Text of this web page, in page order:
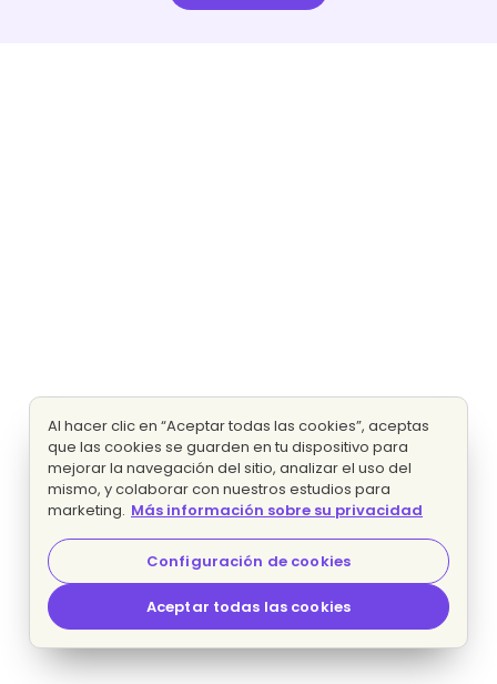
Al hacer clic en “Aceptar todas las cookies”, aceptas
que las cookies se guarden en tu dispositivo para
mejorar la navegación del sitio, analizar el uso del
mismo, y colaborar con nuestros estudios para
marketing. Más información sobre su privacidad
Configuración de cookies
Aceptar todas las cookies